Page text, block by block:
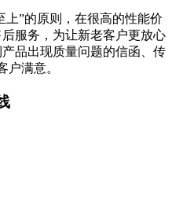
上”的原则，在很高的性能价
服务，为让新老客户更放心
品出现质量问题的信函、传
满意。